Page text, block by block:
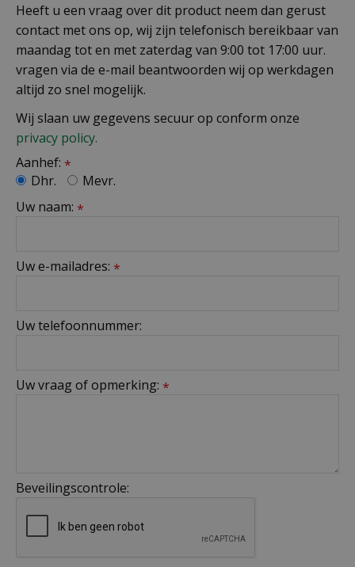
Heeft u een vraag over dit product neem dan gerust
contact met ons op, wij zijn telefonisch bereikbaar van
maandag tot en met zaterdag van 9:00 tot 17:00 uur.
vragen via de e-mail beantwoorden wij op werkdagen
altijd zo snel mogelijk.
Wij slaan uw gegevens secuur op conform onze
privacy policy.
Aanhef: *
Dhr.
Mevr.
Uw naam: *
Uw e-mailadres: *
Uw telefoonnummer:
Uw vraag of opmerking: *
Beveilingscontrole: